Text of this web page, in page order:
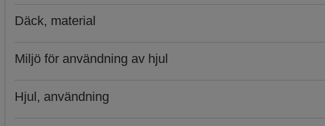
Däck, material
Miljö för användning av hjul
Hjul, användning